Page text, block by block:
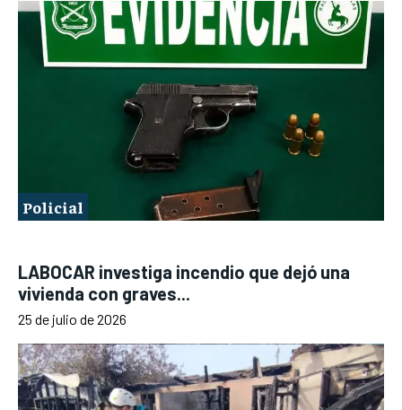
Policial
LABOCAR investiga incendio que dejó una
vivienda con graves...
25 de julio de 2026